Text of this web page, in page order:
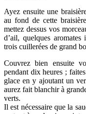
Ayez ensuite une
au fond de cette
mettez dessus vos
d’ail, quelques
trois cuillerées de grand
Couvrez bien ensuite
pendant dix heures ;
glace en y ajoutant un
aurez fait blanchir à
verts.
Il est nécessaire que la